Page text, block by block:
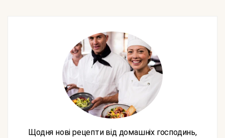
Щодня нові рецепти від домашніх господинь,